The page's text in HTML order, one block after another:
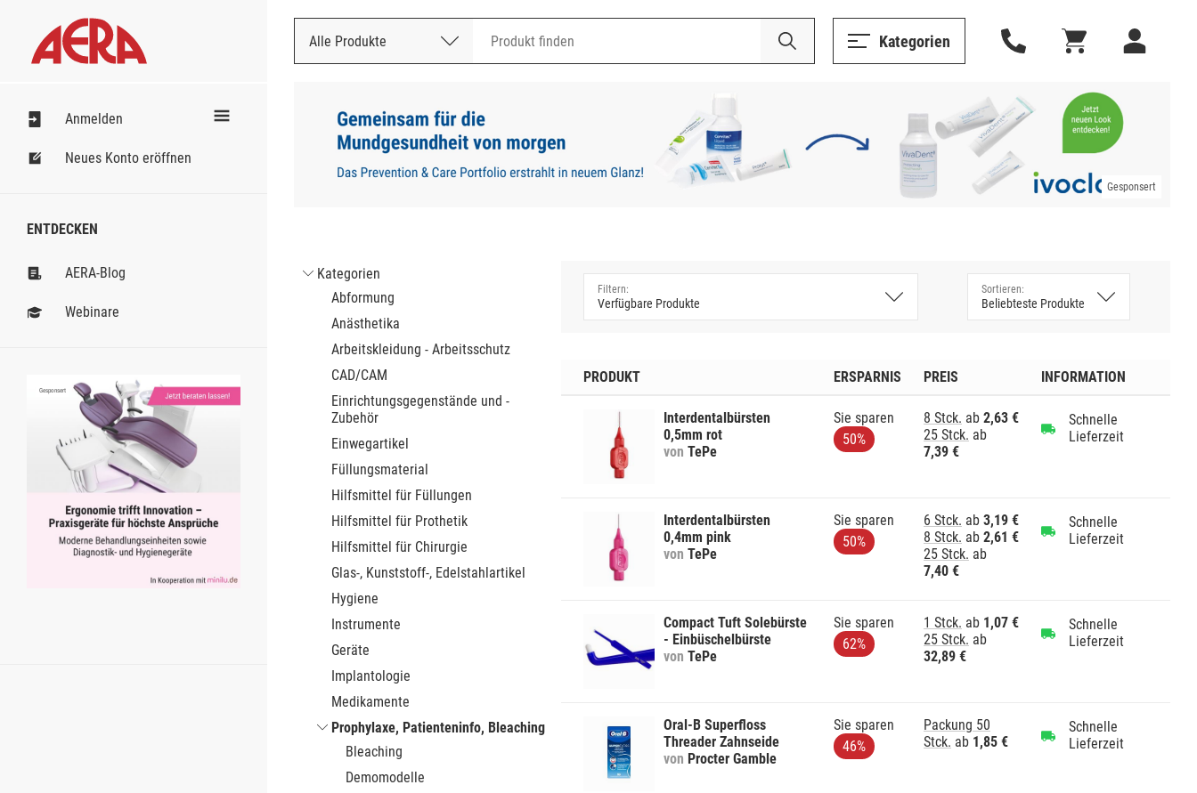
Alle Produkte
Nach Bestellnummer Kategorien
Anmelden
Neues Konto eröffnen
ENTDECKEN
AERA-Blog
Webinare
Gesponsert
Gesponsert
Kategorien
Abformung
Anästhetika
Arbeitskleidung - Arbeitsschutz
CAD/CAM
Einrichtungsgegenstände und -
Zubehör
Einwegartikel
Füllungsmaterial
Hilfsmittel für Füllungen
Hilfsmittel für Prothetik
Hilfsmittel für Chirurgie
Glas-, Kunststoff-, Edelstahlartikel
Hygiene
Instrumente
Geräte
Implantologie
Medikamente
Prophylaxe, Patienteninfo, Bleaching
Bleaching
Demomodelle
PRODUKT ERSPARNIS PREIS INFORMATION
Interdentalbürsten
0,5mm rot
von TePe
Sie sparen
50%
8 Stck. ab 2,63 €
25 Stck. ab
7,39 €
Schnelle
Lieferzeit
Interdentalbürsten
0,4mm pink
von TePe
Sie sparen
50%
6 Stck. ab 3,19 €
8 Stck. ab 2,61 €
25 Stck. ab
7,40 €
Schnelle
Lieferzeit
Compact Tuft Solebürste
- Einbüschelbürste
von TePe
Sie sparen
62%
1 Stck. ab 1,07 €
25 Stck. ab
32,89 €
Schnelle
Lieferzeit
Oral-B Superfloss
Threader Zahnseide
von Procter Gamble
Sie sparen
46%
Packung 50
Stck. ab 1,85 €
Schnelle
Lieferzeit